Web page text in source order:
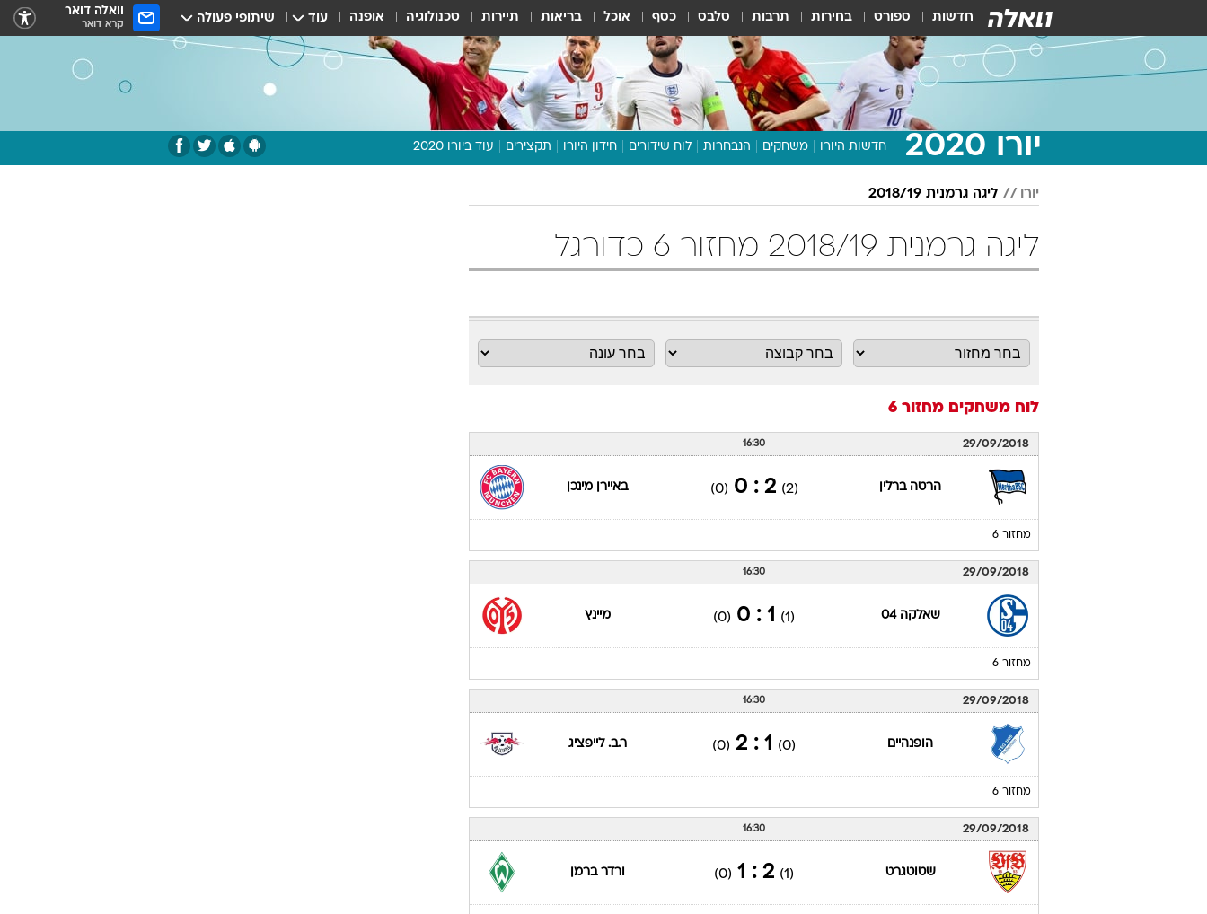
חדשות ספורט בחירות תרבות סלבס כסף אוכל בריאות תיירות טכנולוגיה אופנה עוד שיתופי פעולה וואלה דואר
קרא דואר
יורו 2020 חדשות היורו משחקים הנבחרות לוח שידורים חידון היורו תקצירים עוד ביורו 2020
תכנית היורו
יורו ליגה גרמנית 2018/19
ליגה גרמנית 2018/19 מחזור 6 כדורגל
לוח משחקים מחזור 6
29/09/2018
16:30
הרטה ברלין (2)
2 : 0
(0) באיירן מינכן
מחזור 6
29/09/2018
16:30
שאלקה 04 (1)
1 : 0
(0) מיינץ
מחזור 6
29/09/2018
16:30
הופנהיים (0)
1 : 2
(0) ר.ב. לייפציג
מחזור 6
29/09/2018
16:30
שטוטגרט (1)
2 : 1
(0) ורדר ברמן